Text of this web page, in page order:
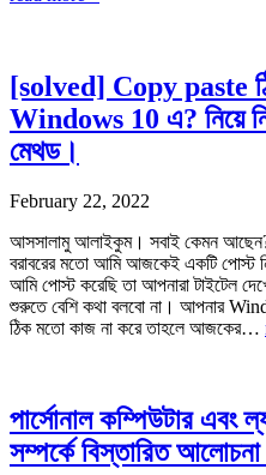
[solved] Copy paste
Windows 10 এ? নিয়ে নিন
মেথড।
February 22, 2022
আসসালামু আলাইকুম। সবাই কেমন
বরাবরের মতো আমি আজকেই একটি পোস্ট
আমি পোস্ট করেছি তা আপনারা টাইটেল
শুরুতে বেশি কথা বলবো না। আপনার
ঠিক মতো কাজ না করে তাহলে আজকের…
পার্সোনাল কম্পিউটার এবং
সম্পর্কে বিস্তারিত